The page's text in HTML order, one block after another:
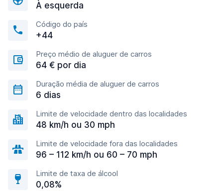
À esquerda
Código do país
+44
Preço médio de aluguer de carros
64 € por dia
Duração média de aluguer de carros
6 dias
Limite de velocidade dentro das localidades
48 km/h ou 30 mph
Limite de velocidade fora das localidades
96 – 112 km/h ou 60 – 70 mph
Limite de taxa de álcool
0,08%